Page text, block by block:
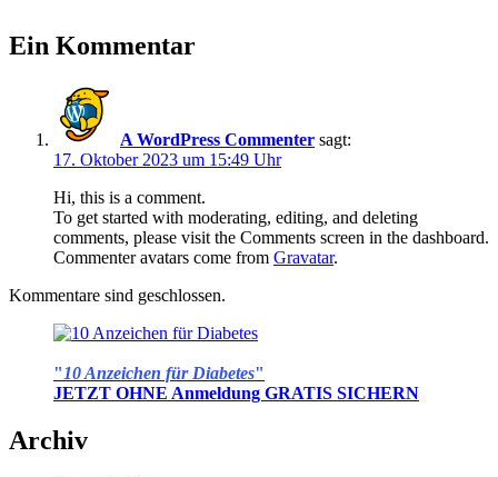
alles
begann
Ein Kommentar
A WordPress Commenter sagt:
17. Oktober 2023 um 15:49 Uhr
Hi, this is a comment.
To get started with moderating, editing, and deleting
comments, please visit the Comments screen in the dashboard.
Commenter avatars come from Gravatar.
Kommentare sind geschlossen.
" 10 Anzeichen für Diabetes"
JETZT OHNE Anmeldung GRATIS SICHERN
Archiv